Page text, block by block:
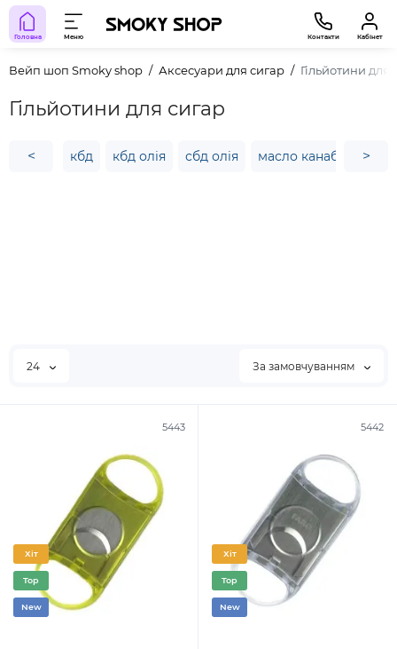
Головна Меню Контакти Кабінет
Вейп шоп Smoky shop Аксесуари для сигар Гільйотини для
Гільйотини для сигар
< кбд кбд олія сбд олія масло канабісу >
24 За замовчуванням
5443
Хіт
Top
New
5442
Хіт
Top
New